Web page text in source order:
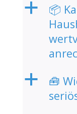
a
📦
a
🧰